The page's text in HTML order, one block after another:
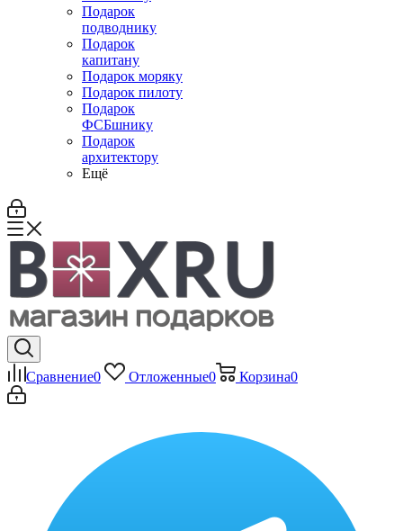
Подарок
подводнику
Подарок
капитану
Подарок моряку
Подарок пилоту
Подарок
ФСБшнику
Подарок
архитектору
Ещё
Сравнение0 Отложенные0 Корзина0